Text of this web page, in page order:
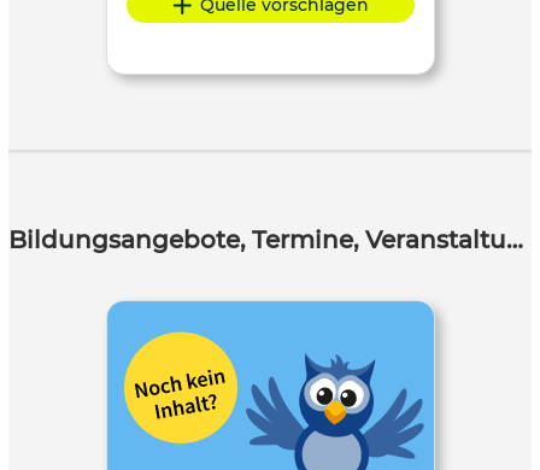
Quelle vorschlagen
Bildungsangebote, Termine, Veranstaltungen